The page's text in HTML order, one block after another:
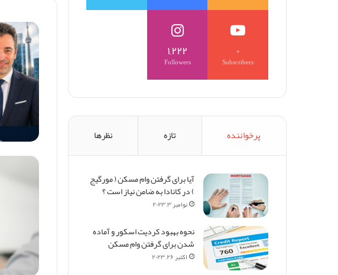
۰
Subscribers
۱,۲۲۲
Followers
پرخواننده تازه نظرها
آیا برای گرفتن وام مسکن (‌ مورگیج
) در کانادا به ضامن نیاز است ؟
نوامبر ۳, ۲۰۲۳
نحوه بهبود کردیت اسکور و آماده
شدن برای گرفتن وام مسکن
اکتبر ۲۶, ۲۰۲۳